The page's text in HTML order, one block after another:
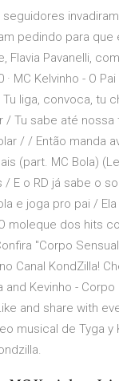
pedindo para que
Flavia Pavanelli,
· MC Kelvinho - O
liga, convoca, tu
/ Tu sabe até nossa
/ / Então manda
(part. MC Bola)
/ E o RD já sabe o
e joga pro pai /
moleque dos hits
"Corpo
Canal KondZilla!
and Kevinho - Corpo
and share with
musical de Tyga y